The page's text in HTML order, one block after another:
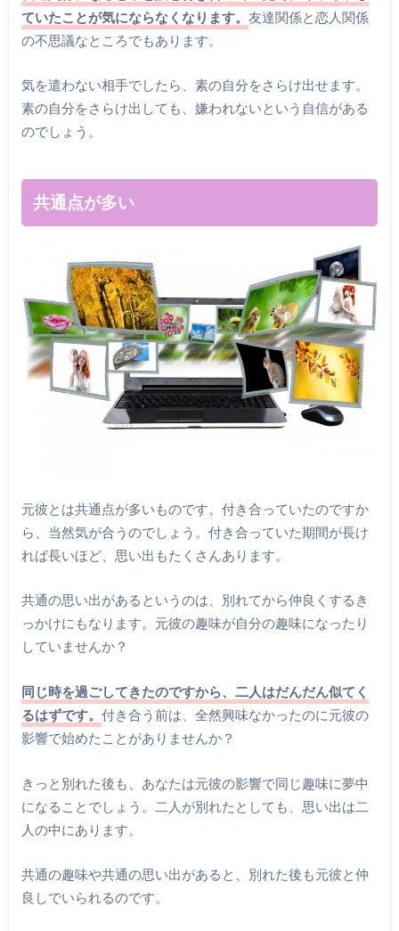
ていたことが気にならなくなります。 友達関係と恋人関係
の不思議なところでもあります。
気を遣わない相手でしたら、素の自分をさらけ出せます。
素の自分をさらけ出しても、嫌われないという自信がある
のでしょう。
共通点が多い
元彼とは共通点が多いものです。付き合っていたのですか
ら、当然気が合うのでしょう。付き合っていた期間が長け
れば長いほど、思い出もたくさんあります。
共通の思い出があるというのは、別れてから仲良くするき
っかけにもなります。元彼の趣味が自分の趣味になったり
していませんか？
同じ時を過ごしてきたのですから、二人はだんだん似てく
るはずです。 付き合う前は、全然興味なかったのに元彼の
影響で始めたことがありませんか？
きっと別れた後も、あなたは元彼の影響で同じ趣味に夢中
になることでしょう。二人が別れたとしても、思い出は二
人の中にあります。
共通の趣味や共通の思い出があると、別れた後も元彼と仲
良しでいられるのです。